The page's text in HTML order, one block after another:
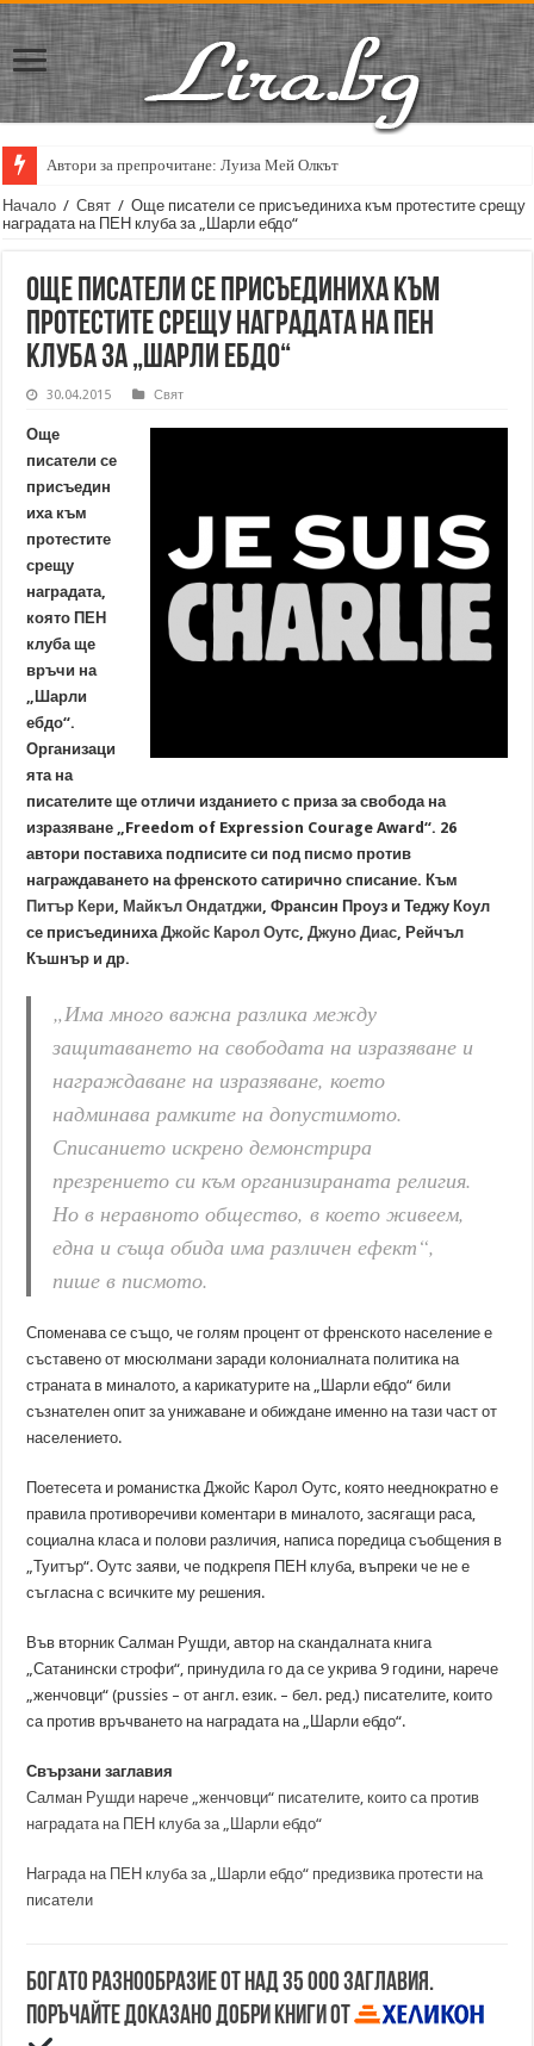
Автори за препрочитане: Луиза Мей Олкът
Начало / Свят / Още писатели се присъединиха към протестите срещу
наградата на ПЕН клуба за „Шарли ебдо“
Още писатели се присъединиха към
протестите срещу наградата на ПЕН
клуба за „Шарли ебдо“
30.04.2015 Свят
Още
писатели се
присъедин
иха към
протестите
срещу
наградата,
която ПЕН
клуба ще
връчи на
„Шарли
ебдо“.
Организаци
ята на
писателите ще отличи изданието с приза за свобода на
изразяване „Freedom of Expression Courage Award“. 26
автори поставиха подписите си под писмо против
награждаването на френското сатирично списание. Към
Питър Кери, Майкъл Ондатджи, Франсин Проуз и Теджу Коул
се присъединихаДжойс Карол Оутс,Джуно Диас, Рейчъл
Къшнър и др.
„Има много важна разлика между
защитаването на свободата на изразяване и
награждаване на изразяване, което
надминава рамките на допустимото.
Списанието искрено демонстрира
презрението си към организираната религия.
Но в неравното общество, в което живеем,
една и съща обида има различен ефект“,
пише в писмото.
Споменава се също, че голям процент от френското население е
съставено от мюсюлмани заради колониалната политика на
страната в миналото, а карикатурите на „Шарли ебдо“ били
съзнателен опит за унижаване и обиждане именно на тази част от
населението.
Поетесета и романистка Джойс Карол Оутс, която нееднократно е
правила противоречиви коментари в миналото, засягащи раса,
социална класа и полови различия, написа поредица съобщения в
„Туитър“. Оутс заяви, че подкрепя ПЕН клуба, въпреки че не е
съгласна с всичките му решения.
Във вторник Салман Рушди, автор на скандалната книга
„Сатанински строфи“, принудила го да се укрива 9 години, нарече
„женчовци“ (pussies – от англ. език. – бел. ред.) писателите, които
са против връчването на наградата на „Шарли ебдо“.
Свързани заглавия
Салман Рушди нарече „женчовци“ писателите, които са против
наградата на ПЕН клуба за „Шарли ебдо“
Награда на ПЕН клуба за „Шарли ебдо“ предизвика протести на
писатели
Богато разнообразие от над 35 000 заглавия.
Поръчайте доказано добри книги от